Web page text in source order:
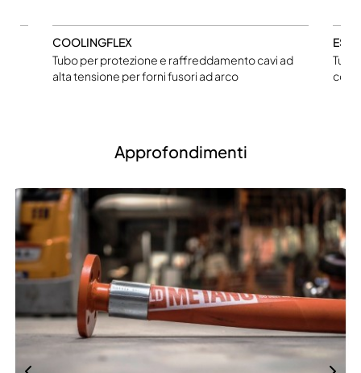
COOLINGFLEX
Tubo per protezione e raffreddamento cavi ad
alta tensione per forni fusori ad arco
Approfondimenti